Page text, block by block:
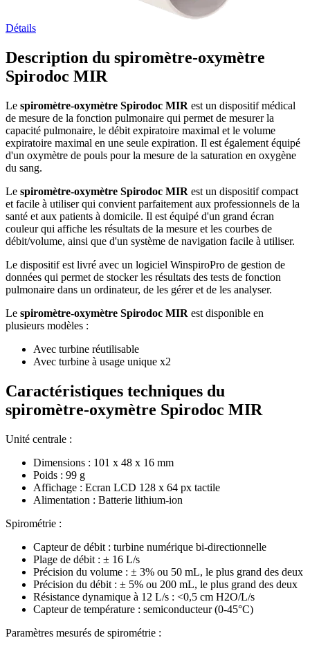
Détails
Description du spiromètre-oxymètre
Spirodoc MIR
Le spiromètre-oxymètre Spirodoc MIR est un dispositif médical
de mesure de la fonction pulmonaire qui permet de mesurer la
capacité pulmonaire, le débit expiratoire maximal et le volume
expiratoire maximal en une seule expiration. Il est également équipé
d'un oxymètre de pouls pour la mesure de la saturation en oxygène
du sang.
Le spiromètre-oxymètre Spirodoc MIR est un dispositif compact
et facile à utiliser qui convient parfaitement aux professionnels de la
santé et aux patients à domicile. Il est équipé d'un grand écran
couleur qui affiche les résultats de la mesure et les courbes de
débit/volume, ainsi que d'un système de navigation facile à utiliser.
Le dispositif est livré avec un logiciel WinspiroPro de gestion de
données qui permet de stocker les résultats des tests de fonction
pulmonaire dans un ordinateur, de les gérer et de les analyser.
Le spiromètre-oxymètre Spirodoc MIR est disponible en
plusieurs modèles :
Avec turbine réutilisable
Avec turbine à usage unique x2
Caractéristiques techniques du
spiromètre-oxymètre Spirodoc MIR
Unité centrale :
Dimensions : 101 x 48 x 16 mm
Poids : 99 g
Affichage : Ecran LCD 128 x 64 px tactile
Alimentation : Batterie lithium-ion
Spirométrie :
Capteur de débit : turbine numérique bi-directionnelle
Plage de débit : ± 16 L/s
Précision du volume : ± 3% ou 50 mL, le plus grand des deux
Précision du débit : ± 5% ou 200 mL, le plus grand des deux
Résistance dynamique à 12 L/s : <0,5 cm H2O/L/s
Capteur de température : semiconducteur (0-45°C)
Paramètres mesurés de spirométrie :